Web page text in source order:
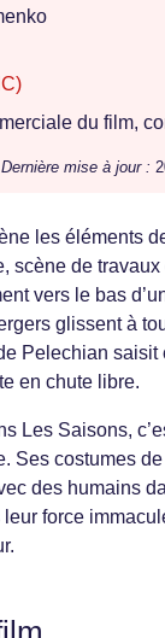
du film,
Dernière mise à jour :
les éléments
scène de
vers le bas
glissent à
Pelechian
en chute libre.
Les Saisons,
Ses costumes
des humains
force